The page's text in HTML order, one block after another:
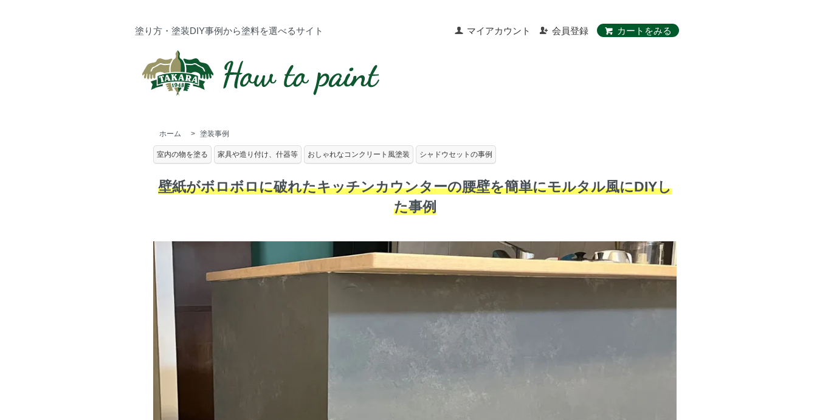
マイアカウント 会員登録 カートをみる
塗り方・塗装DIY事例から塗料を選べるサイト
ホーム > 塗装事例
室内の物を塗る 家具や造り付け、什器等 おしゃれなコンクリート風塗装 シャドウセットの事例
壁紙がボロボロに破れたキッチンカウンターの腰壁を簡単にモルタル風にDIYし
た事例